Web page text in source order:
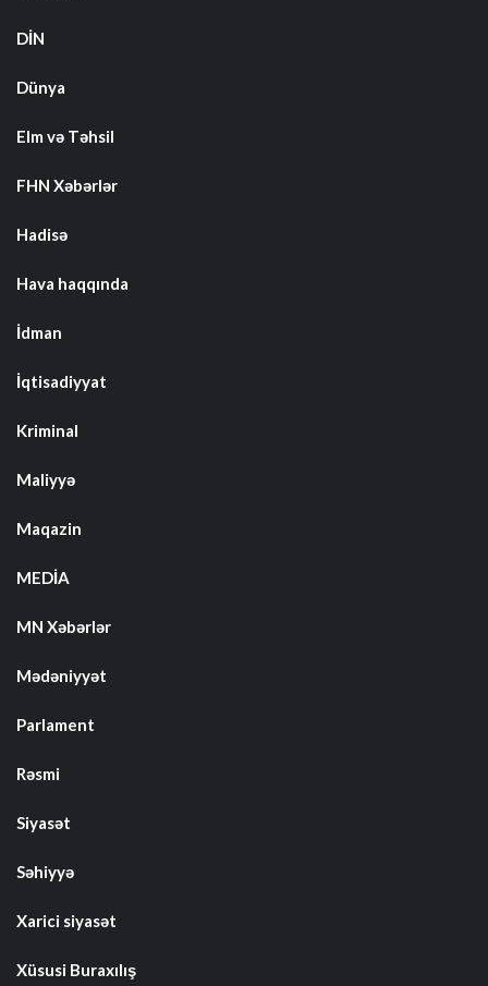
DİN
Dünya
Elm və Təhsil
FHN Xəbərlər
Hadisə
Hava haqqında
İdman
İqtisadiyyat
Kriminal
Maliyyə
Maqazin
MEDİA
MN Xəbərlər
Mədəniyyət
Parlament
Rəsmi
Siyasət
Səhiyyə
Xarici siyasət
Xüsusi Buraxılış